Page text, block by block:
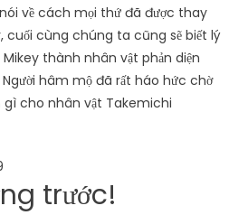
về cách mọi thứ đã được thay
cuối cùng chúng ta cũng sẽ biết lý
thành nhân vật phản diện
hâm mộ đã rất háo hức chờ
gì cho nhân vật Takemichi
trước!